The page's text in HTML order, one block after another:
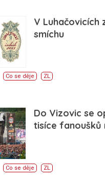
V Luhačovicích
smíchu
Co se děje ZL
Do Vizovic se
tisíce fanoušků
Co se děje ZL